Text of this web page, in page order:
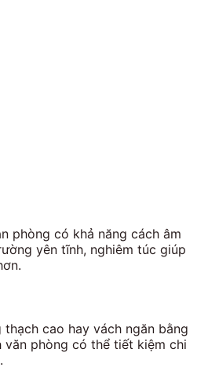
phòng có khả năng cách âm
yên tĩnh, nghiêm túc giúp
cao hay vách ngăn bằng
văn phòng có thể tiết kiệm chi